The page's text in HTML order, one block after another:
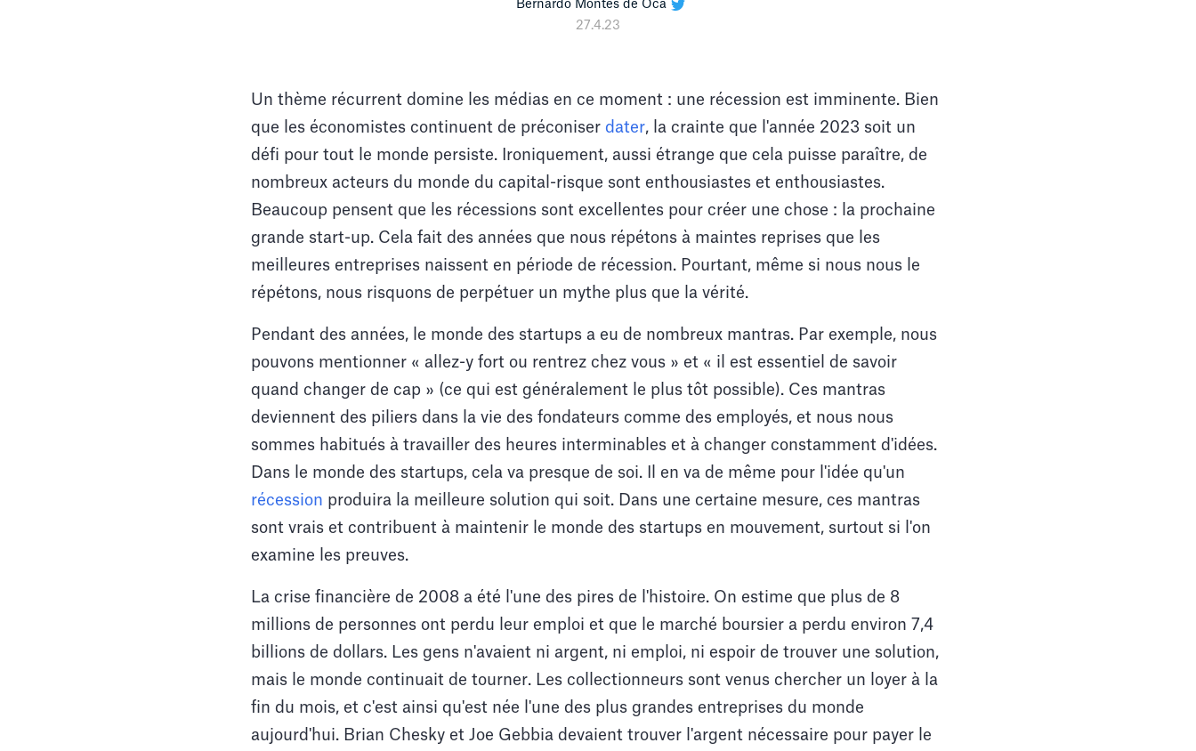
Bernardo Montes de Oca
27.4.23
Un thème récurrent domine les médias en ce moment : une récession est imminente. Bien
que les économistes continuent de préconiser dater, la crainte que l'année 2023 soit un
défi pour tout le monde persiste. Ironiquement, aussi étrange que cela puisse paraître, de
nombreux acteurs du monde du capital-risque sont enthousiastes et enthousiastes.
Beaucoup pensent que les récessions sont excellentes pour créer une chose : la prochaine
grande start-up. Cela fait des années que nous répétons à maintes reprises que les
meilleures entreprises naissent en période de récession. Pourtant, même si nous nous le
répétons, nous risquons de perpétuer un mythe plus que la vérité.
Pendant des années, le monde des startups a eu de nombreux mantras. Par exemple, nous
pouvons mentionner « allez-y fort ou rentrez chez vous » et « il est essentiel de savoir
quand changer de cap » (ce qui est généralement le plus tôt possible). Ces mantras
deviennent des piliers dans la vie des fondateurs comme des employés, et nous nous
sommes habitués à travailler des heures interminables et à changer constamment d'idées.
Dans le monde des startups, cela va presque de soi. Il en va de même pour l'idée qu'un
récession produira la meilleure solution qui soit. Dans une certaine mesure, ces mantras
sont vrais et contribuent à maintenir le monde des startups en mouvement, surtout si l'on
examine les preuves.
La crise financière de 2008 a été l'une des pires de l'histoire. On estime que plus de 8
millions de personnes ont perdu leur emploi et que le marché boursier a perdu environ 7,4
billions de dollars. Les gens n'avaient ni argent, ni emploi, ni espoir de trouver une solution,
mais le monde continuait de tourner. Les collectionneurs sont venus chercher un loyer à la
fin du mois, et c'est ainsi qu'est née l'une des plus grandes entreprises du monde
aujourd'hui. Brian Chesky et Joe Gebbia devaient trouver l'argent nécessaire pour payer le